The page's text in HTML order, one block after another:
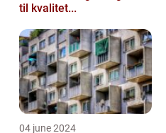
til kvalitet...
04 june 2024